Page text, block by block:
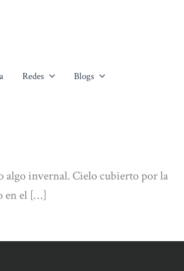
Redes Blogs
algo invernal. Cielo cubierto por la
en el […]